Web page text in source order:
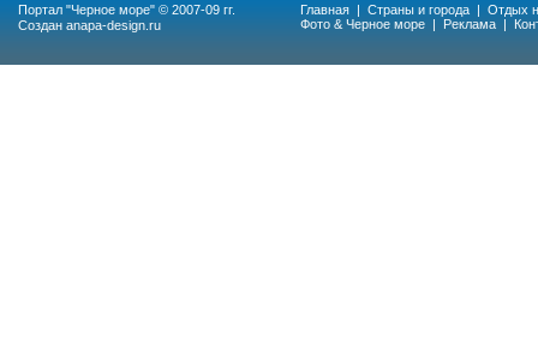
Портал "Черное море" © 2007-09 гг.
Создан anapa-design.ru
Главная | Страны и города | Отдых
Фото & Черное море | Реклама |